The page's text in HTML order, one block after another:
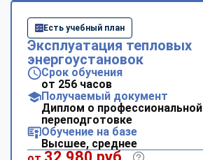
Есть учебный план
Эксплуатация тепловых
энергоустановок
Срок обучения
от 256 часов
Получаемый документ
Диплом о профессиональной
переподготовке
Обучение на базе
Высшее, среднее